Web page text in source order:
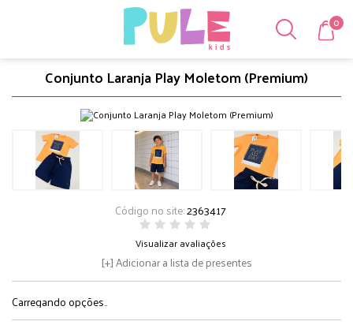
0
Conjunto Laranja Play Moletom (Premium)
Código no site:2363417
Visualizar avaliações
Adicionar a lista de presentes
Carregando opções..